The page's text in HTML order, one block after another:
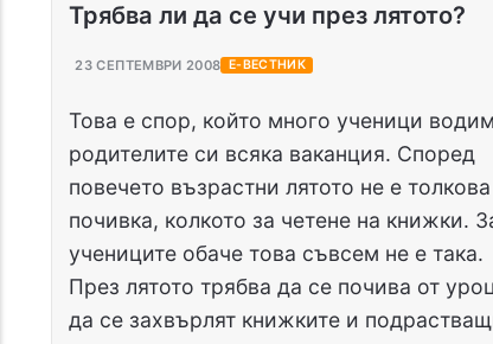
Трябва ли да се учи през лятото?
23 СЕПТЕМВРИ 2008 Е-ВЕСТНИК
Това е спор, който много ученици
родителите си всяка ваканция. Според
повечето възрастни лятото не е толкова
почивка, колкото за четене на книжки.
учениците обаче това съвсем не е така.
През лятото трябва да се почива от
да се захвърлят книжките и